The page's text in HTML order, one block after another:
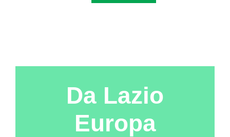
Da Lazio
Europa